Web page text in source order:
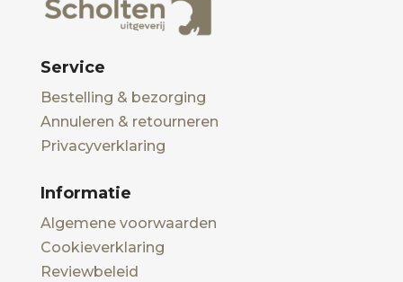
Service
Bestelling & bezorging
Annuleren & retourneren
Privacyverklaring
Informatie
Algemene voorwaarden
Cookieverklaring
Reviewbeleid